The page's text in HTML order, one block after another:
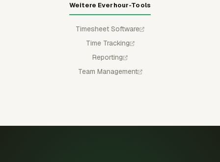
Weitere Everhour-Tools
Timesheet Software
Time Tracking
Reporting
Team Management